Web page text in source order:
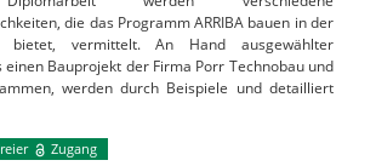
die das Programm ARRIBA bauen in der
bietet, vermittelt. An Hand ausgewählter
einen Bauprojekt der Firma Porr Technobau und
werden durch Beispiele und detailliert
Zugang